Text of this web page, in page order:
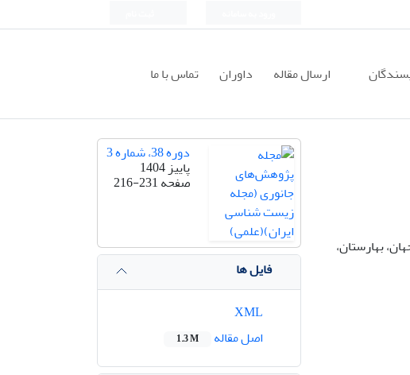
ارسال مقاله داوران تماس با ما
بهارستان،
دوره 38، شماره 3
پاییز 1404
صفحه216-231
فایل ها
اصل مقاله
1.3 M